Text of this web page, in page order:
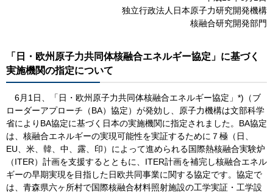
独立行政法人日本原子力研究開発機構
核融合研究開発部門
「日・欧州原子力共同体核融合エネルギー協定」に基づく
実施機関の指定について
6月1日、「日・欧州原子力共同体核融合エネルギー協定」*)（ブ
ローダーアプローチ（BA）協定）が発効し、原子力機構は文部科学
省によりBA協定に基づく日本の実施機関に指定されました。BA協定
は、核融合エネルギーの実現可能性を実証するために７極（日、
EU、米、韓、中、露、印）によって進められる国際熱核融合実験炉
（ITER）計画を支援するとともに、ITER計画を補完し核融合エネル
ギーの早期実現を目指した日欧共同事業に関する協定です。協定で
は、青森県六ヶ所村で国際核融合材料照射施設の工学実証・工学設